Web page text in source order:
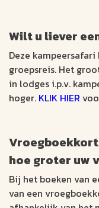
Wilt u liever
Deze
groepsreis. Het
in lodges i.p.v.
hoger. KLIK HIER
hoe groter uw
Bij het boeken van
van een